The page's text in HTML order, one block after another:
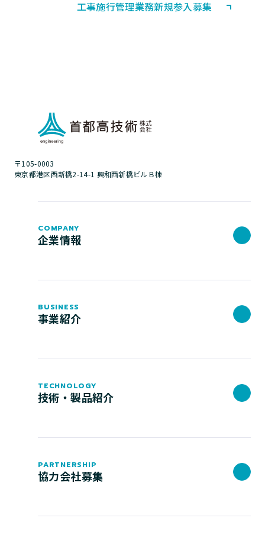
工事施行管理業務新規参入募集
〒105-0003
東京都港区西新橋2-14-1 興和西新橋ビルＢ棟
COMPANY
企業情報
BUSINESS
事業紹介
TECHNOLOGY
技術・製品紹介
PARTNERSHIP
協力会社募集